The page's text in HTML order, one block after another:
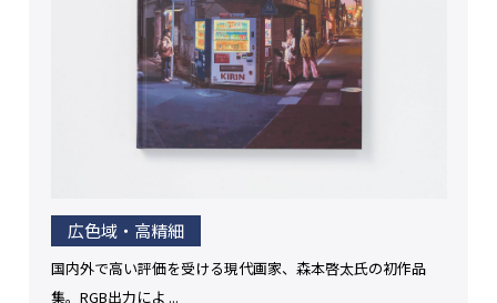
広色域・高精細
国内外で高い評価を受ける現代画家、森本啓太氏の初作品
集。RGB出力によ ...